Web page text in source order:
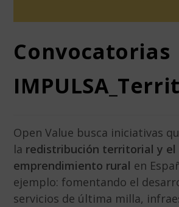
Convocatorias
Open Value busca iniciativas
la redistribución territorial y el
emprendimiento rural en
ejemplo: fomentando el
servicios de última milla,